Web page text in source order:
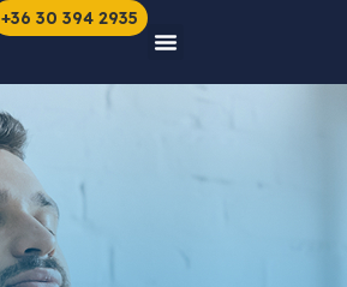
+36 30 394 2935